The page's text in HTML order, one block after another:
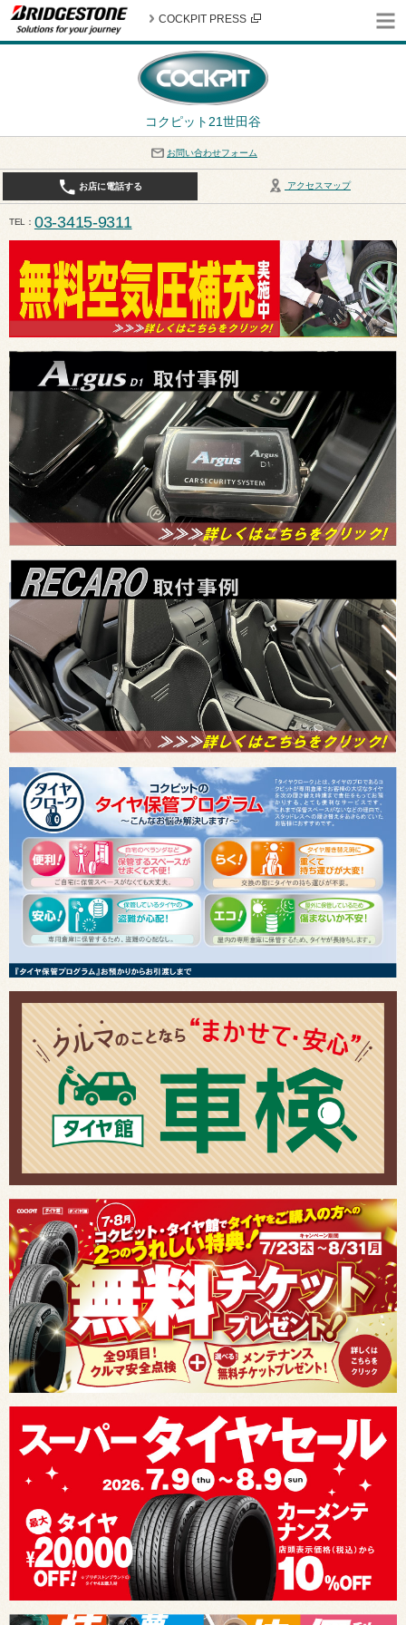
コクピット21世田谷
COCKPIT PRESS
お問い合わせフォーム
アクセスマップ
お店に電話する
TEL 03-3415-9311
平日10:30〜19:00 作業受付終了は17:30になります。 / 定休日：8月定休日は火曜日、水曜日とな
ます。ご注意ください。